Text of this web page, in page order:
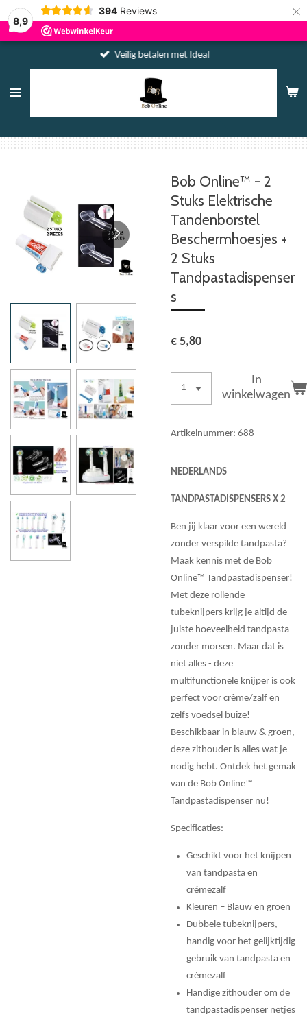
8,9
394 Reviews ×
Veilig betalen met Ideal
Bob Online™ - 2
Stuks Elektrische
Tandenborstel
Beschermhoesjes +
2 Stuks
Tandpastadispenser
s
€ 5,80
In
winkelwagen
Artikelnummer: 688
NEDERLANDS
TANDPASTADISPENSERS X 2
Ben jij klaar voor een wereld
zonder verspilde tandpasta?
Maak kennis met de Bob
Online™ Tandpastadispenser!
Met deze rollende
tubeknijpers krijg je altijd de
juiste hoeveelheid tandpasta
zonder morsen. Maar dat is
niet alles - deze
multifunctionele knijper is ook
perfect voor crème/zalf en
zelfs voedsel buize!
Beschikbaar in blauw & groen,
deze zithouder is alles wat je
nodig hebt. Ontdek het gemak
van de Bob Online™
Tandpastadispenser nu!
Specificaties:
Geschikt voor het knijpen
van tandpasta en
crémezalf
Kleuren – Blauw en groen
Dubbele tubeknijpers,
handig voor het gelijktijdig
gebruik van tandpasta en
crémezalf
Handige zithouder om de
tandpastadispenser netjes